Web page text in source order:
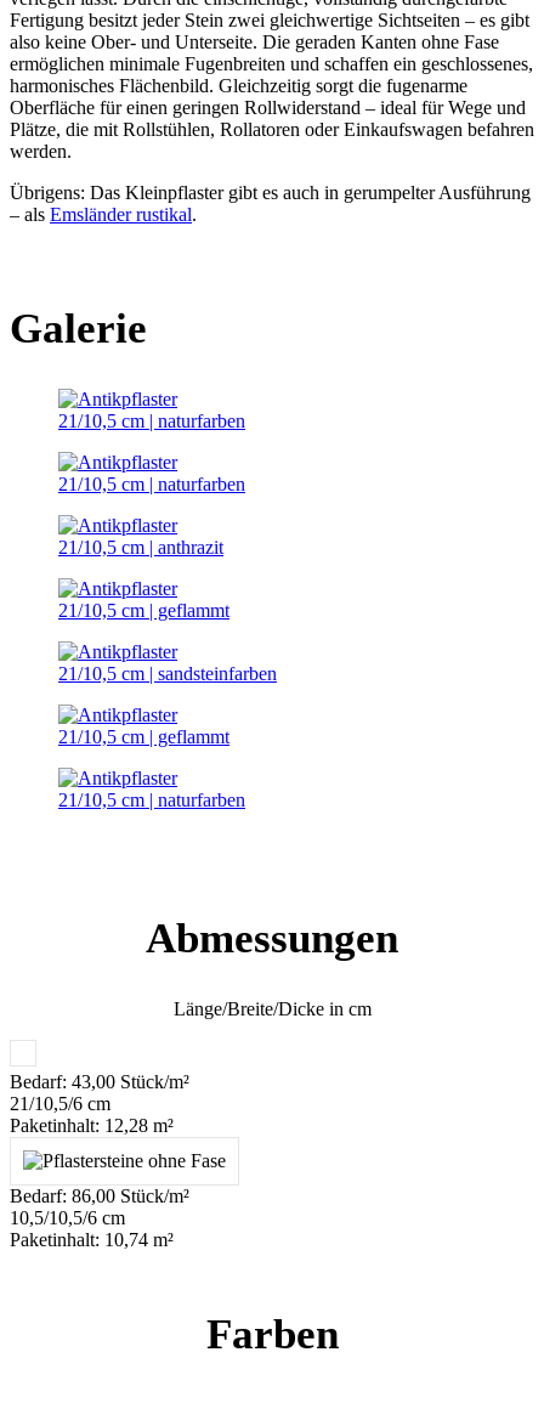
Fertigung besitzt jeder Stein zwei gleichwertige Sichtseiten – es gibt
also keine Ober- und Unterseite. Die geraden Kanten ohne Fase
ermöglichen minimale Fugenbreiten und schaffen ein geschlossenes,
harmonisches Flächenbild. Gleichzeitig sorgt die fugenarme
Oberfläche für einen geringen Rollwiderstand – ideal für Wege und
Plätze, die mit Rollstühlen, Rollatoren oder Einkaufswagen befahren
werden.
Übrigens: Das Kleinpflaster gibt es auch in gerumpelter Ausführung
– als Emsländer rustikal.
Galerie
21/10,5 cm | naturfarben
21/10,5 cm | naturfarben
21/10,5 cm | anthrazit
21/10,5 cm | geflammt
21/10,5 cm | sandsteinfarben
21/10,5 cm | geflammt
21/10,5 cm | naturfarben
Abmessungen
Länge/Breite/Dicke in cm​
Bedarf: 43,00 Stück/m²
21/10,5/6 cm
Paketinhalt: 12,28 m²
Bedarf: 86,00 Stück/m²
10,5/10,5/6 cm
Paketinhalt: 10,74 m²
Farben